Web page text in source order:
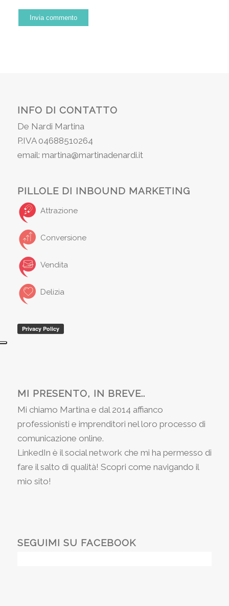
INFO DI CONTATTO
De Nardi Martina
P.IVA 04688510264
email: martina@martinadenardi.it
PILLOLE DI INBOUND MARKETING
Attrazione
Conversione
Vendita
Delizia
MI PRESENTO, IN BREVE..
Mi chiamo Martina e dal 2014 affianco
professionisti e imprenditori nel loro processo di
comunicazione online.
LinkedIn è il social network che mi ha permesso di
fare il salto di qualità! Scopri come navigando il
mio sito!
SEGUIMI SU FACEBOOK